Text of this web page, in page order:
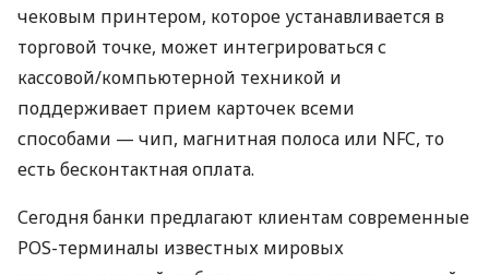
чековым принтером, которое устанавливается в
торговой точке, может интегрироваться с
кассовой/компьютерной техникой и
поддерживает прием карточек всеми
способами — чип, магнитная полоса или NFC, то
есть бесконтактная оплата.
Сегодня банки предлагают клиентам современные
POS-терминалы известных мировых